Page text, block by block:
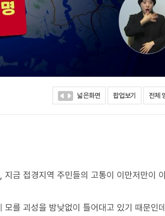
넓은화면 팝업보기 전체
금 접경지역 주민들의 고통이 이만저만이
를 괴성을 밤낮없이 틀어대고 있기 때문인